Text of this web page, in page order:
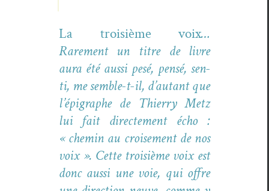
La troisième voix…
Rarement un titre de livre
aura été aus­si pesé, pen­sé, sen­
ti, me sem­ble-t-il, d’autant que
l’épigraphe de Thier­ry Metz
lui fait directe­ment écho :
« chemin au croise­ment de nos
voix ». Cette troisième voix est
donc aus­si une voie, qui offre